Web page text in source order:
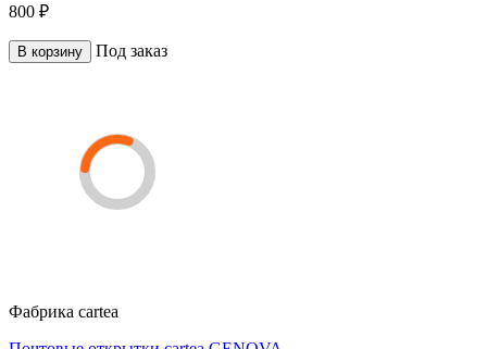
800 ₽
В корзину Под заказ
Фабрика cartea